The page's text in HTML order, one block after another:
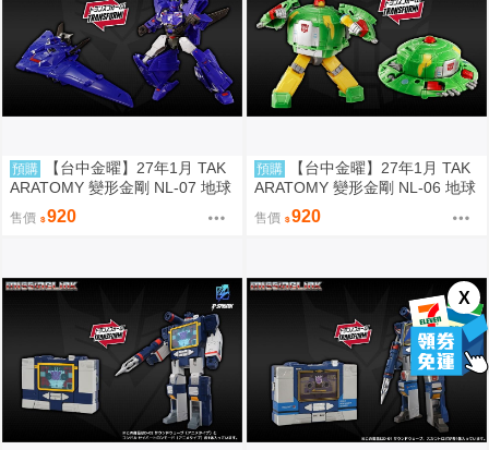
X
預購
【台中金曜】27年1月 TAK
ARATOMY 變形金剛 NL-07 地球
火種 音波 聲波 0828
售價 920
預購
【台中金曜】27年1月 TAK
ARATOMY 變形金剛 NL-06 地球
火種 宇宙飛碟 Cosmos 0828
售價 920